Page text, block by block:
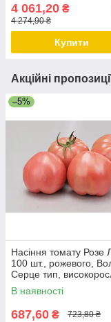
4 061,20 ₴
4 274,90 ₴
Купити
Акційні
–5%
Насіння томату Розе
100 шт., рожевого,
Серце тип,
Leda
В наявності
687,60 ₴ 723,80 ₴